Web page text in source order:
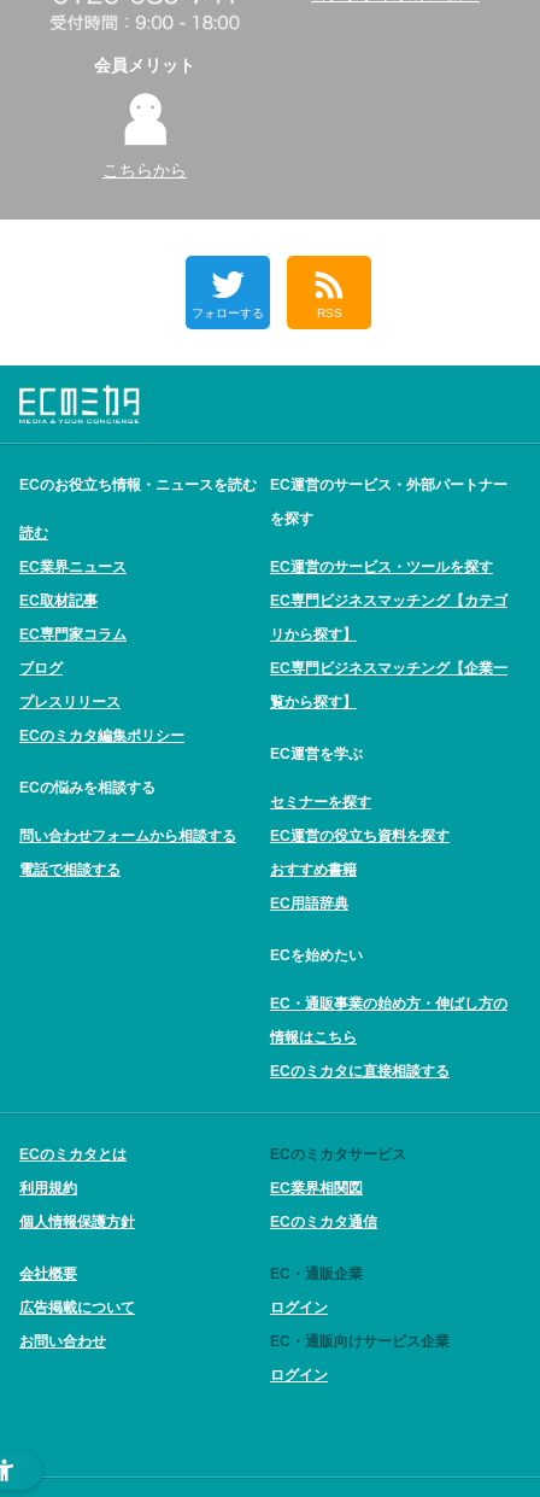
会員メリット
こちらから
フォローする RSS
ECのお役立ち情報・ニュースを読む
読む
EC業界ニュース
EC取材記事
EC専門家コラム
ブログ
プレスリリース
ECのミカタ編集ポリシー
ECの悩みを相談する
問い合わせフォームから相談する
電話で相談する
EC運営のサービス・外部パートナー
を探す
EC運営のサービス・ツールを探す
EC専門ビジネスマッチング【カテゴ
リから探す】
EC専門ビジネスマッチング【企業一
覧から探す】
EC運営を学ぶ
セミナーを探す
EC運営の役立ち資料を探す
おすすめ書籍
EC用語辞典
ECを始めたい
EC・通販事業の始め方・伸ばし方の
情報はこちら
ECのミカタに直接相談する
ECのミカタとは
利用規約
個人情報保護方針
会社概要
広告掲載について
お問い合わせ
ECのミカタサービス
EC業界相関図
ECのミカタ通信
EC・通販企業
ログイン
EC・通販向けサービス企業
ログイン